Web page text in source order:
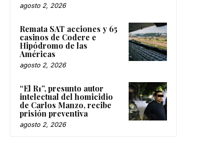
agosto 2, 2026
Remata SAT acciones y 65
casinos de Codere e
Hipódromo de las
Américas
agosto 2, 2026
“El R1”, presunto autor
intelectual del homicidio
de Carlos Manzo, recibe
prisión preventiva
agosto 2, 2026